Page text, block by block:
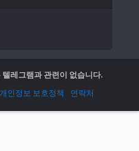
텔레그램과 관련이 없습니다.
개인정보 보호정책 연락처